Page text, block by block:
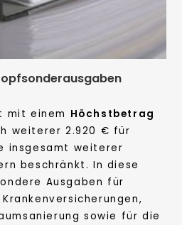
mit einem Höchstbetrag
weiterer 2.920 € für
insgesamt weiterer
beschränkt. In diese
Ausgaben für
sowie für die